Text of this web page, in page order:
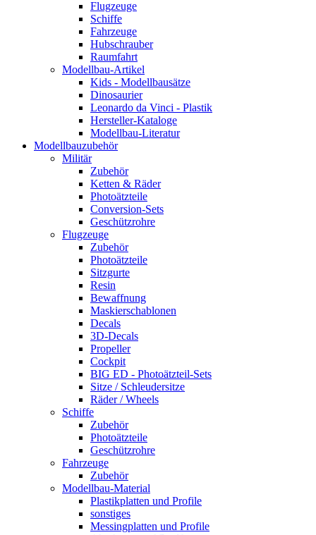
Flugzeuge
Schiffe
Fahrzeuge
Hubschrauber
Raumfahrt
Modellbau-Artikel
Kids - Modellbausätze
Dinosaurier
Leonardo da Vinci - Plastik
Hersteller-Kataloge
Modellbau-Literatur
Modellbauzubehör
Militär
Zubehör
Ketten & Räder
Photoätzteile
Conversion-Sets
Geschützrohre
Flugzeuge
Zubehör
Photoätzteile
Sitzgurte
Resin
Bewaffnung
Maskierschablonen
Decals
3D-Decals
Propeller
Cockpit
BIG ED - Photoätzteil-Sets
Sitze / Schleudersitze
Räder / Wheels
Schiffe
Zubehör
Photoätzteile
Geschützrohre
Fahrzeuge
Zubehör
Modellbau-Material
Plastikplatten und Profile
sonstiges
Messingplatten und Profile